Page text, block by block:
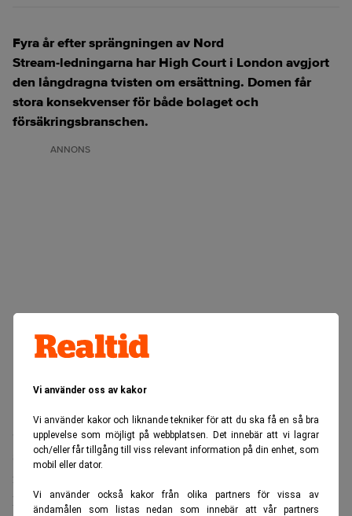
Vi använder oss av kakor
Vi använder kakor och liknande tekniker för att du ska få en så bra
upplevelse som möjligt på webbplatsen. Det innebär att vi lagrar
och/eller får tillgång till viss relevant information på din enhet, som
mobil eller dator.
Vi använder också kakor från olika partners för vissa av
ändamålen som listas nedan som innebär att vår partners
Fyra år efter sprängningen av Nord
Stream‑ledningarna har High Court i London avgjort
den långdragna tvisten om ersättning. Domen får
stora konsekvenser för både bolaget och
försäkringsbranschen.
ANNONS
Sprängningarna vid kusten utanför Bornholm inträffade i
september 2022. Nu slår domarenClare Moulderfast att
förstörelsen av rörledningarna var en följd av kriget.
Eftersom krig är inskrivet som undantag i